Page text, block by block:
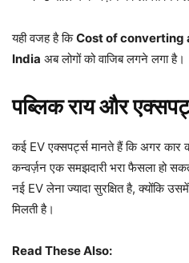
यही वजह है किCost of converting
India अब लोगों को वाजिब लगने लगा है।
पब्लिक राय और
कई EV एक्सपर्ट्स मानते हैं कि अगर कार
कन्वर्ज़न एक समझदारी भरा फैसला हो
नई EV लेना ज्यादा सुरक्षित है, क्योंकि
मिलती है।
Read These Also: